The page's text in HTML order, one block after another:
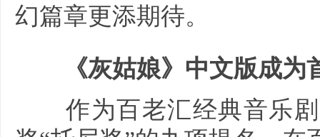
幻篇章更添期待。
《灰姑娘》中文版成为
作为百老汇经典音乐剧